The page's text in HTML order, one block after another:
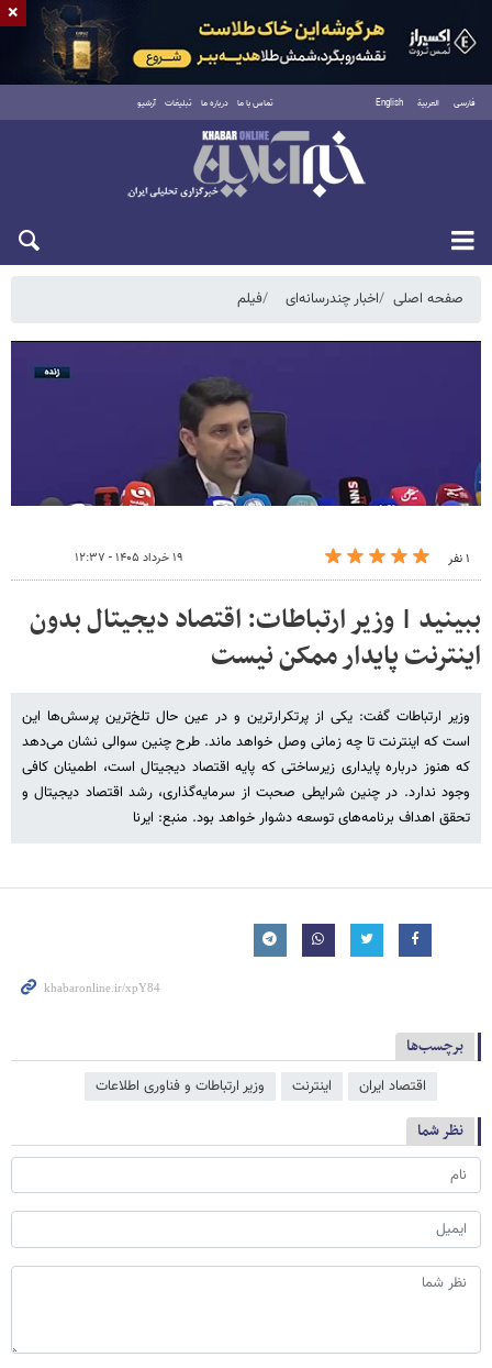
فارسی العربية English تماس با ما درباره ما تبلیغات آرشیو
پنجشنبه ۱۵ مرداد ۱۴۰۵
صفحه اصلی اخبار چندرسانه‌ای فیلم
۱ نفر ۱۹ خرداد ۱۴۰۵ - ۱۲:۳۷
ببینید | وزیر ارتباطات: اقتصاد دیجیتال بدون
اینترنت پایدار ممکن نیست
وزیر ارتباطات گفت: یکی از پرتکرارترین و در عین حال تلخ‌ترین پرسش‌ها این
است که اینترنت تا چه زمانی وصل خواهد ماند. طرح چنین سوالی نشان می‌دهد
که هنوز درباره پایداری زیرساختی که پایه اقتصاد دیجیتال است، اطمینان کافی
وجود ندارد. در چنین شرایطی صحبت از سرمایه‌گذاری، رشد اقتصاد دیجیتال و
تحقق اهداف برنامه‌های توسعه دشوار خواهد بود. منبع: ایرنا
برچسب‌ها
اقتصاد ایران اینترنت وزیر ارتباطات و فناوری اطلاعات
نظر شما
×